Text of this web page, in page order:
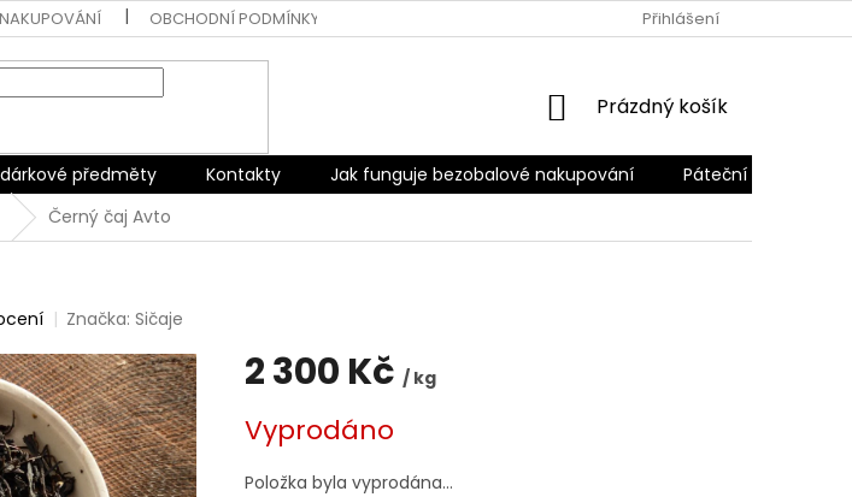
OBCHODNÍ PODMÍNKY PODMÍNKY OCHRANY OSOBNÍCH ÚDAJŮPřihlášení
NÁKUPNÍ
Prázdný košík
předměty Kontakty Jak funguje bezobalové nakupování
Páteční rozvoz
Černý čaj Avto
Značka:Sičaje
2 300 Kč / kg
cena:
Vyprodáno
Položka byla vyprodána…